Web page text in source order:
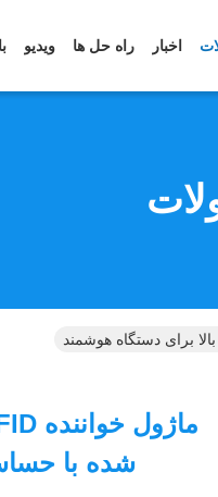
اخبار راه حل ها ویدیو
شده با